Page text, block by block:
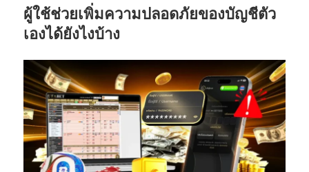
ผู้ใช้ช่วยเพิ่มความปลอดภัยของบัญชีตัว
เองได้ยังไงบ้าง